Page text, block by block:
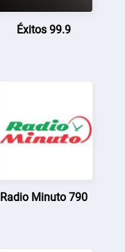
Éxitos 99.9
Radio Minuto 790